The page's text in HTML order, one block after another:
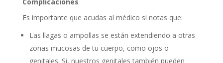
Es importante que acudas al médico si notas que:
Las llagas o ampollas se están extendiendo a otras
zonas mucosas de tu cuerpo, como ojos o
genitales. Si, nuestros genitales también pueden